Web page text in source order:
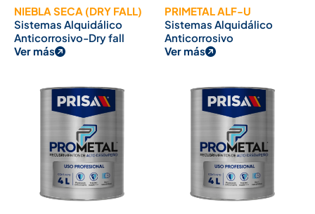
NIEBLA SECA (DRY FALL)
Sistemas Alquidálico
Anticorrosivo-Dry fall
Ver más
PRIMETAL ALF-U
Sistemas Alquidálico
Anticorrosivo
Ver más